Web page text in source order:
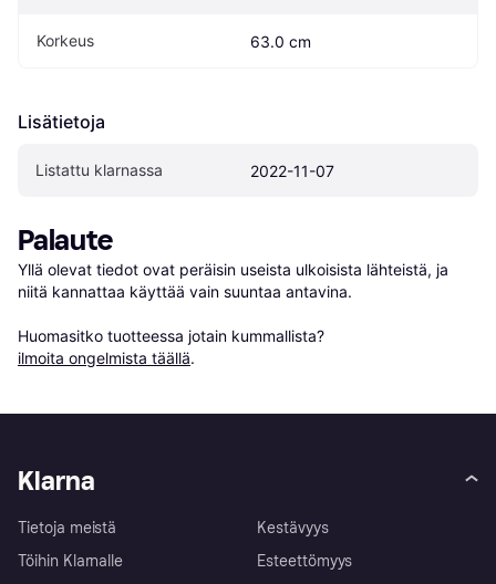
Korkeus 63.0 cm
Lisätietoja
Listattu klarnassa 2022-11-07
Palaute
Yllä olevat tiedot ovat peräisin useista ulkoisista lähteistä, ja
niitä kannattaa käyttää vain suuntaa antavina.
Huomasitko tuotteessa jotain kummallista?
ilmoita ongelmista täällä.
Klarna
Tietoja meistä
Töihin Klarnalle
Kestävyys
Esteettömyys